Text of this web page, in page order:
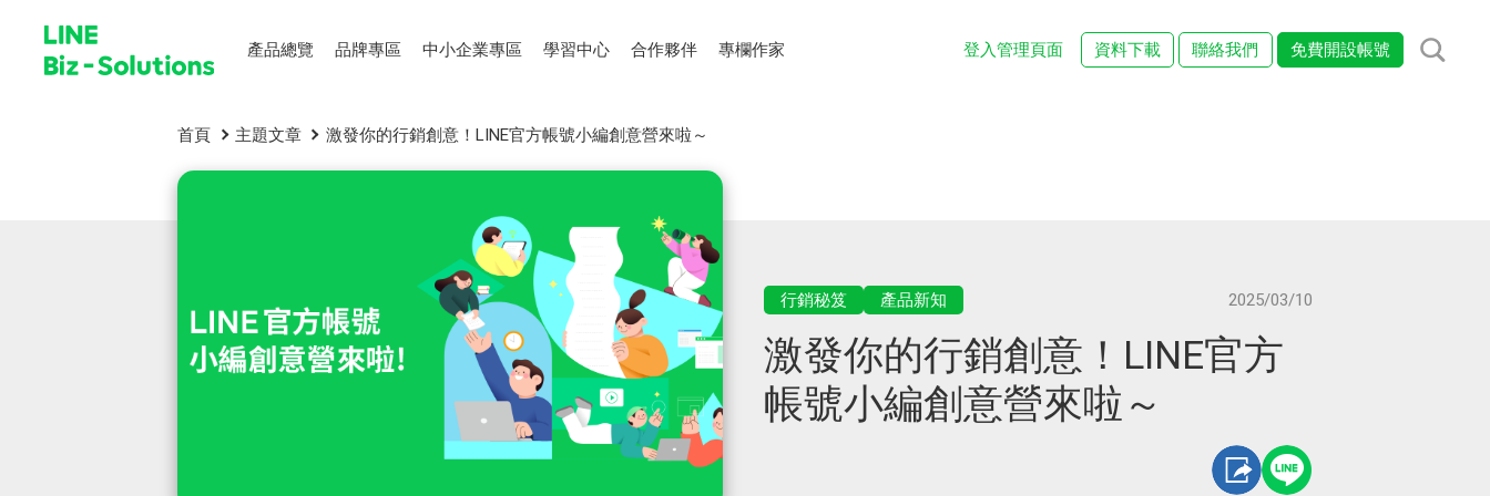
產品總覽 品牌專區 中小企業專區 學習中心 合作夥伴 專欄作家 登入管理頁面 資料下載 聯絡我們 免費開設帳號
首頁 主題文章 激發你的行銷創意！LINE官方帳號小編創意營來啦～
行銷秘笈 產品新知 2025/03/10
激發你的行銷創意！LINE官方
帳號小編創意營來啦～